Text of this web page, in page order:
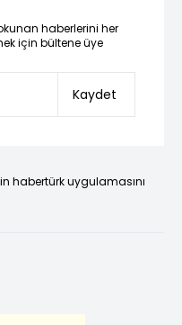
haberlerini her
için bültene üye
Kaydet
habertürk uygulamasını